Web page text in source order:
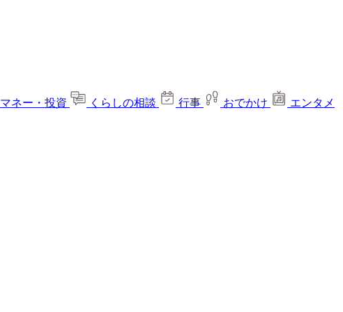
マネー・投資 くらしの相談 行事 おでかけ
エンタメ